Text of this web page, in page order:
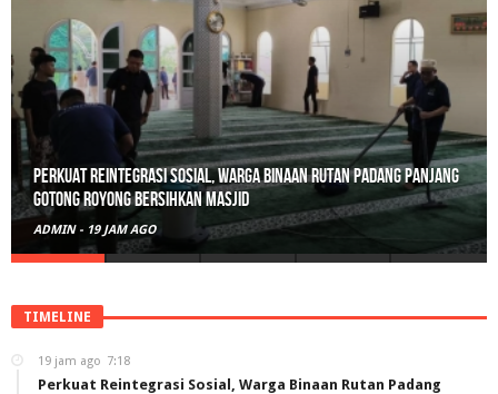
Perkuat Reintegrasi Sosial, Warga Binaan Rutan Padang Panjang
Gotong Royong Bersihkan Masjid
ADMIN - 19 JAM AGO
TIMELINE
19 jam ago 7:18
Perkuat Reintegrasi Sosial, Warga Binaan Rutan Padang